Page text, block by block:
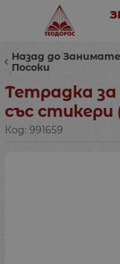
Назад до
Посоки
Тетрадка
със стикери
Код: 991659